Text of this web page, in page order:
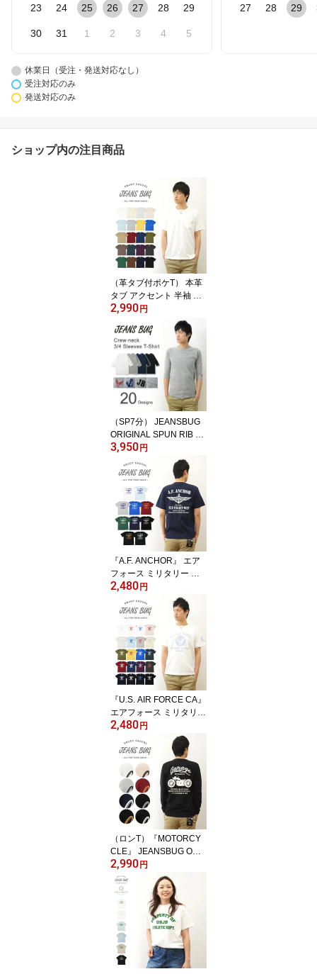
23 24 25 26 27 28 29
30 31 1 2 3 4 5
27 28 29
休業日（受注・発送対応なし）
受注対応のみ
発送対応のみ
ショップ内の注目商品
（革タブ付ポケT） 本革
タブ アクセント 半袖 無
地 ポケット Tシャツ メン
ズ レディース ゆったり
オーバーサイズ 大きいサ
イズ ビッグサイズ対応 X
L 2L XXL 3L オリジナル
ブランド 丸胴 厚手 トッ
プス Tシャツ ティーシャ
ツ おしゃれ 白 黒 胸ポケ
ット付き 【PKST-L1】
2,990 円
（SP7分） JEANSBUG
ORIGINAL SPUN RIB K
NIT T-SHIRT オリジナル
スパン フライス 7分袖 ク
ルーネック Tシャツ メン
ズ レディース 刺繍 無地
七分袖 ストレッチ 伸縮
インナー ラグラン Tシャ
ツ 厚手 シンプル 重ね着
白 黒 グレー 紺 透けない
下着 五分袖 【SP7T】
3,950 円
『A.F. ANCHOR』 エア
フォース ミリタリー プ
リント 半袖 Tシャツ メン
ズ レディース ゆったり
オーバーサイズ 大きいサ
イズ ビッグサイズ対応 X
L 2L XXL 3L オリジナル
ブランド 丸胴 厚手 ティ
ーシャツ おしゃれ 白 黒
アメリカ 空軍 米軍 Air F
orce イカリ 【ST-AFANC
HO】
2,480 円
『U.S. AIR FORCE CA』
エアフォース ミリタリー
プリント 半袖 Tシャツ メ
ンズ レディース ゆった
り オーバーサイズ 大き
いサイズ ビッグサイズ対
応 XL 2L XXL 3L オリジ
ナル ブランド 丸胴 厚手
ティーシャツ おしゃれ
白 黒 アメリカ 空軍 米軍
USAF 【ST-CA】
2,480 円
（ロンT）『MOTORCY
CLE』 JEANSBUG ORI
GINAL 長袖 Tシャツ オリ
ジナル バイカー プリン
ト Tシャツ メンズ レディ
ース 大きいサイズ ビッ
グサイズ対応 丸胴 クル
ーネック 袖リブ インナ
ー モーターサイクル ア
メリカン バイク ガレー
ジ 白 黒 【LRT-MOTO
2,990 円